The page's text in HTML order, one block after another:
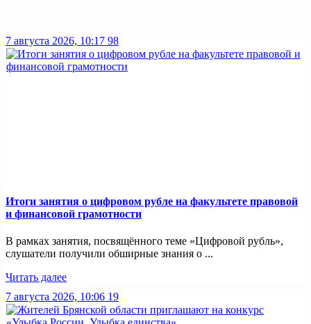
7 августа 2026, 10:17 98
Итоги занятия о цифровом рубле на факультете правовой
и финансовой грамотности
В рамках занятия, посвящённого теме «Цифровой рубль»,
слушатели получили обширные знания о ...
Читать далее
7 августа 2026, 10:06 19